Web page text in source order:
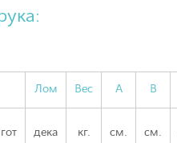
Лом Вес А В
гот дека кг. см. см.